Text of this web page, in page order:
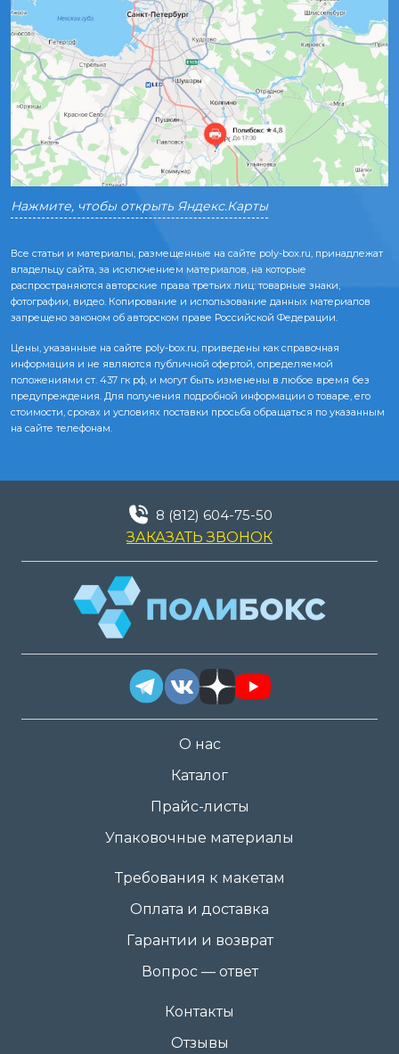
Нажмите, чтобы открыть Яндекс.Карты
Все статьи и материалы, размещенные на сайте poly-box.ru, принадлежат
владельцу сайта, за исключением материалов, на которые
распространяются авторские права третьих лиц: товарные знаки,
фотографии, видео. Копирование и использование данных материалов
запрещено законом об авторском праве Российской Федерации.
Цены, указанные на сайте poly-box.ru, приведены как справочная
информация и не являются публичной офертой, определяемой
положениями ст. 437 гк рф, и могут быть изменены в любое время без
предупреждения. Для получения подробной информации о товаре, его
стоимости, сроках и условиях поставки просьба обращаться по указанным
на сайте телефонам.
О нас
Каталог
Прайс-листы
Упаковочные материалы
Требования к макетам
Оплата и доставка
Гарантии и возврат
Вопрос — ответ
Контакты
Отзывы
8 (812) 604-75-50
ЗАКАЗАТЬ ЗВОНОК